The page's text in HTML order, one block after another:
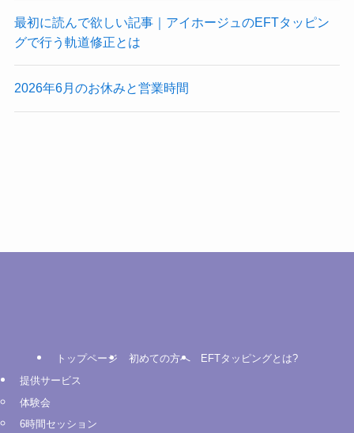
最初に読んで欲しい記事｜アイホージュのEFTタッピン
グで行う軌道修正とは
2026年6月のお休みと営業時間
トップページ 初めての方へ
EFTタッピングとは?
提供サービス
体験会
6時間セッション